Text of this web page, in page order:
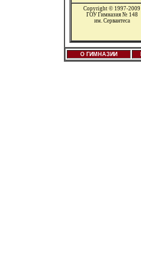
Copyright © 1997-2009
ГОУ Гимназия № 148
им. Сервантеса
О ГИМНАЗИИ